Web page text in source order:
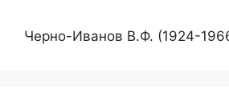
Черно-Иванов В.Ф. (1924-